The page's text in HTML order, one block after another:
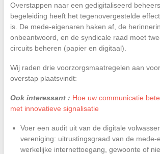
Overstappen naar een gedigitaliseerd
begeleiding heeft het tegenovergestelde
is. De mede-eigenaren haken af, de
onbeantwoord, en de syndicale raad moet
circuits beheren (papier en digitaal).
Wij raden drie voorzorgsmaatregelen aan
overstap plaatsvindt:
Ook interessant : Hoe uw communicatie
met innovatieve signalisatie
Voer een audit uit van de digitale
vereniging: uitrustingsgraad van de mede-
werkelijke internettoegang, gewoonte of